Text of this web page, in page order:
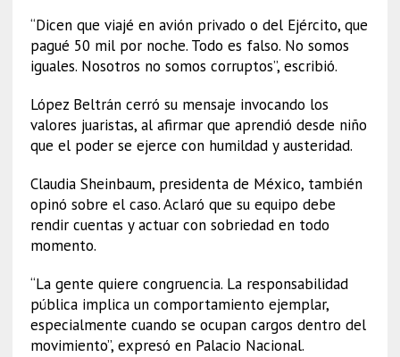
“Dicen que viajé en avión privado o del Ejército, que
pagué 50 mil por noche. Todo es falso. No somos
iguales. Nosotros no somos corruptos”, escribió.
López Beltrán cerró su mensaje invocando los
valores juaristas, al afirmar que aprendió desde niño
que el poder se ejerce con humildad y austeridad.
Claudia Sheinbaum, presidenta de México, también
opinó sobre el caso. Aclaró que su equipo debe
rendir cuentas y actuar con sobriedad en todo
momento.
“La gente quiere congruencia. La responsabilidad
pública implica un comportamiento ejemplar,
especialmente cuando se ocupan cargos dentro del
movimiento”, expresó en Palacio Nacional.